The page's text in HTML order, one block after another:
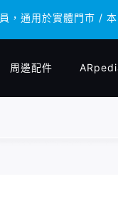
通用於實體門市 /
通用於實體門市 /
周邊配件